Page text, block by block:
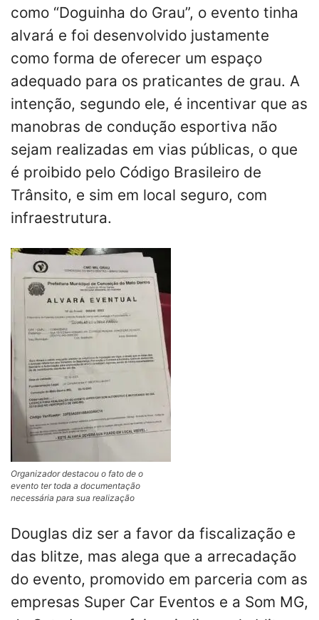
como “Doguinha do Grau”, o evento tinha
alvará e foi desenvolvido justamente
como forma de oferecer um espaço
adequado para os praticantes de grau. A
intenção, segundo ele, é incentivar que as
manobras de condução esportiva não
sejam realizadas em vias públicas, o que
é proibido pelo Código Brasileiro de
Trânsito, e sim em local seguro, com
infraestrutura.
Organizador destacou o fato de o
evento ter toda a documentação
necessária para sua realização
Douglas diz ser a favor da fiscalização e
das blitze, mas alega que a arrecadação
do evento, promovido em parceria com as
empresas Super Car Eventos e a Som MG,